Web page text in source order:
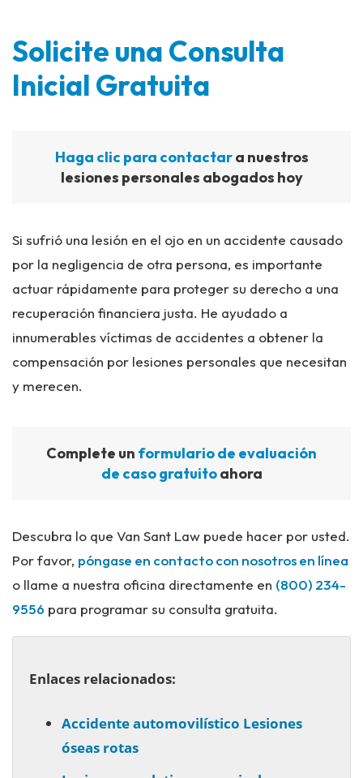
Solicite una Consulta
Inicial Gratuita
Haga clic para contactara nuestros
lesiones personales abogados hoy
Si sufrió una lesión en el ojo en un accidente causado
por la negligencia de otra persona, es importante
actuar rápidamente para proteger su derecho a una
recuperación financiera justa. He ayudado a
innumerables víctimas de accidentes a obtener la
compensación por lesiones personales que necesitan
y merecen.
Complete un formulario de evaluación
de caso gratuitoahora
Descubra lo que Van Sant Law puede hacer por usted.
Por favor, póngase en contacto con nosotros en línea
o llame a nuestra oficina directamente en (800) 234-
9556 para programar su consulta gratuita.
Enlaces relacionados:
Accidente automovilístico Lesiones
óseas rotas